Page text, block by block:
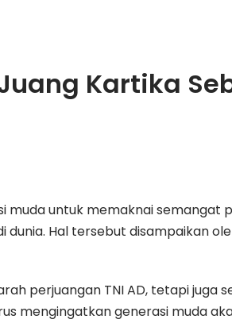
Kartika
muda untuk memaknai
Hal tersebut disampaikan
perjuangan TNI AD, tetapi juga
mengingatkan generasi muda